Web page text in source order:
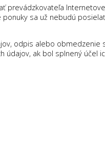
prevádzkovateľa
sa už nebudú
odpis alebo obmedzenie
údajov, ak bol splnený účel